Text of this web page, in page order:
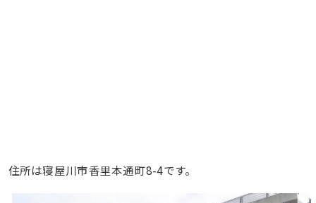
住所は寝屋川市香里本通町8-4です。